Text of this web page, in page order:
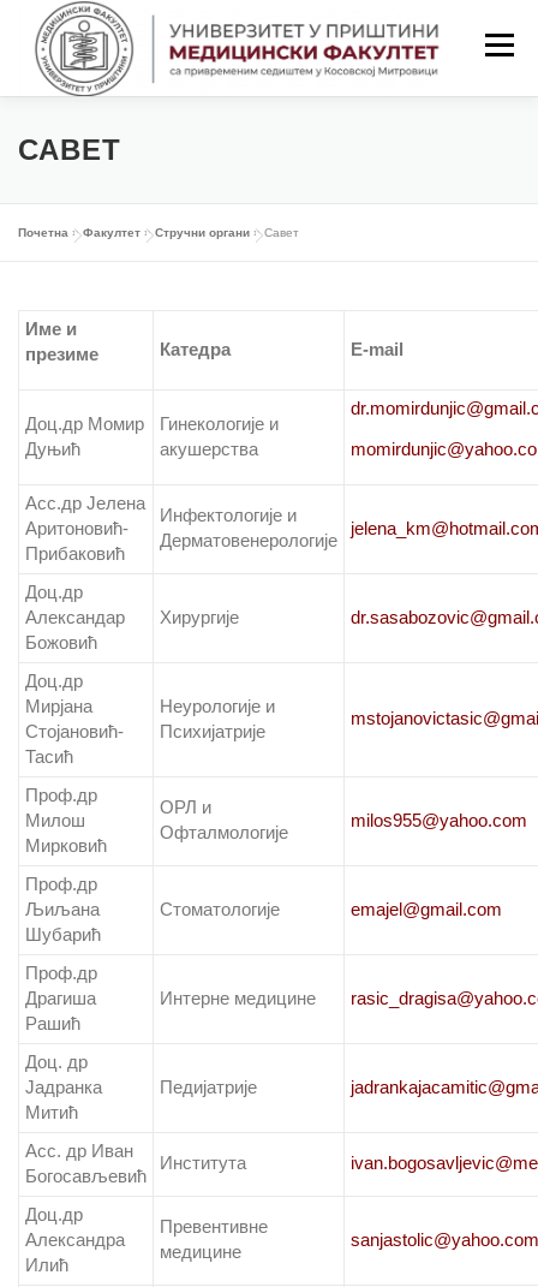
Скочи
садржај
ПОЧЕТНА
НАСТАВА СТУДЕНТИ
НАСТАВНИЦИ
КОНТАКТ LAT/ЋИР
САВЕТ
Почетна »Факултет »Стручни органи »Савет
Име и
презиме
Катедра Е-mail
Доц.др Момир
Дуњић
Гинекологије и
акушерства
Асс.др Јелена
Аритоновић-
Прибаковић
Инфектологије и
Дерматовенерологије
Доц.др
Александар
Божовић
Хирургије
Доц.др
Мирјана
Стојановић-
Тасић
Неурологије и
Психијатрије
Проф.др
Милош
Мирковић
ОРЛ и
Офталмологије
milos955@yahoo.com
Проф.др
Љиљана
Шубарић
Стоматологије emajel@gmail.com
Проф.др
Драгиша
Рашић
Интерне медицине
Доц. др
Јадранка
Митић
Педијатрије
Асс. др Иван
Богосављевић
Института
Доц.др
Александра
Илић
Превентивне
медицине
sanjastolic@yahoo.com